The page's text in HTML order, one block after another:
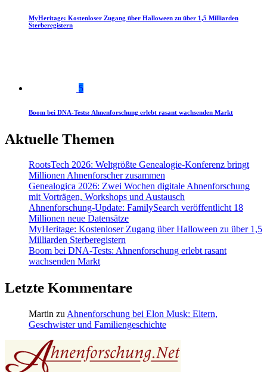
MyHeritage: Kostenloser Zugang über Halloween zu über 1,5 Milliarden
Sterberegistern
5
Boom bei DNA-Tests: Ahnenforschung erlebt rasant wachsenden Markt
Aktuelle Themen
RootsTech 2026: Weltgrößte Genealogie-Konferenz bringt
Millionen Ahnenforscher zusammen
Genealogica 2026: Zwei Wochen digitale Ahnenforschung
mit Vorträgen, Workshops und Austausch
Ahnenforschung-Update: FamilySearch veröffentlicht 18
Millionen neue Datensätze
MyHeritage: Kostenloser Zugang über Halloween zu über 1,5
Milliarden Sterberegistern
Boom bei DNA-Tests: Ahnenforschung erlebt rasant
wachsenden Markt
Letzte Kommentare
Martin zu Ahnenforschung bei Elon Musk: Eltern,
Geschwister und Familiengeschichte